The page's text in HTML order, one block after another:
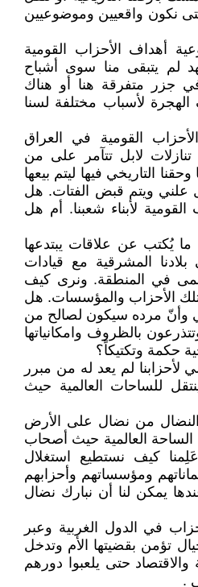
نكون واقعيين وموضوعيين
أهداف الأحزاب القومية
لم يتبقى منا سوى أشباح
جزر متفرقة هنا أو هناك
لأسباب مختلفة لسنا
القومية في العراق
لابل تتآمر على من
التاريخي فيها ليتم بيعها
علني ويتم قبض الفتات. هل
لأبناء شعبنا. أم هل
ما يُكتب عن علاقات يبتدعها
المشرقية مع قيادات
في المنطقة. ونرى كيف
الأحزاب والمؤسسات. هل
وأنّ مرده سيكون لصالح من
بالظروف وامكانياتها
حكمة وتكتيكاً؟
لأحزابنا لم يعد له من مبرر
للساحات العالمية حيث
النضال من نضال على الأرض
العالمية حيث أصحاب
كيف نستطيع استغلال
ومؤسساتهم وأحزابهم
يمكن لنا أن نبارك نضال
في الدول الغربية وعبر
تؤمن بقضيتها الأم وتدخل
حتى يلعبوا دورهم
.